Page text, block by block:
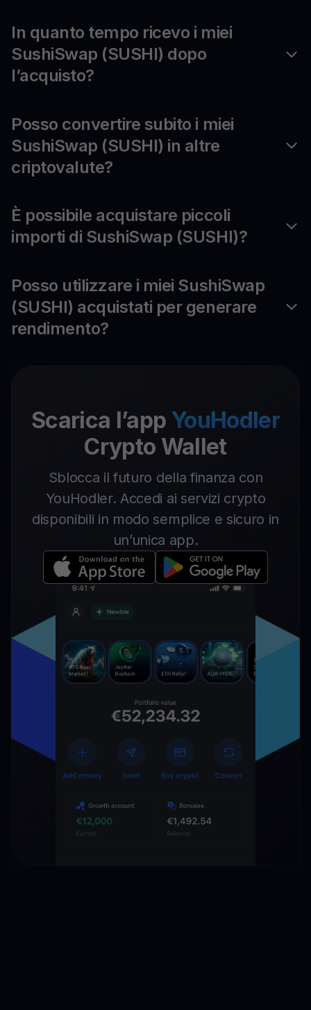
In quanto tempo ricevo i miei
SushiSwap (SUSHI) dopo
l’acquisto?
Posso convertire subito i miei
SushiSwap (SUSHI) in altre
criptovalute?
È possibile acquistare piccoli
importi di SushiSwap (SUSHI)?
Posso utilizzare i miei SushiSwap
(SUSHI) acquistati per generare
rendimento?
Scarica l’app YouHodler
Crypto Wallet
Sblocca il futuro della finanza con
YouHodler. Accedi ai servizi crypto
disponibili in modo semplice e sicuro in
un’unica app.